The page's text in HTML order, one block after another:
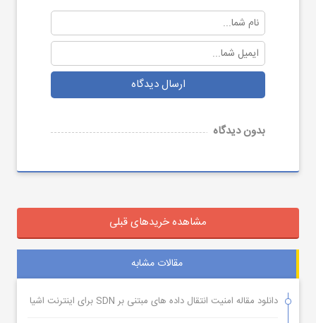
ارسال دیدگاه
بدون دیدگاه
مشاهده خریدهای قبلی
مقالات مشابه
دانلود مقاله امنیت انتقال داده های مبتنی بر SDN برای اینترنت اشیا